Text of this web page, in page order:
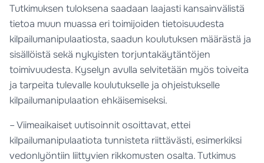
Tutkimuksen tuloksena saadaan laajasti kansainvälistä
tietoa muun muassa eri toimijoiden tietoisuudesta
kilpailumanipulaatiosta, saadun koulutuksen määrästä ja
sisällöistä sekä nykyisten torjuntakäytäntöjen
toimivuudesta. Kyselyn avulla selvitetään myös toiveita
ja tarpeita tulevalle koulutukselle ja ohjeistukselle
kilpailumanipulaation ehkäisemiseksi.
– Viimeaikaiset uutisoinnit osoittavat, ettei
kilpailumanipulaatiota tunnisteta riittävästi, esimerkiksi
vedonlyöntiin liittyvien rikkomusten osalta. Tutkimus